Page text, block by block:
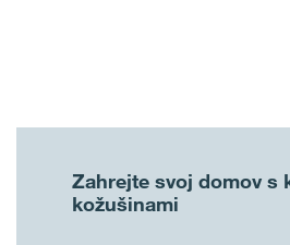
Zahrejte svoj domov s
kožušinami